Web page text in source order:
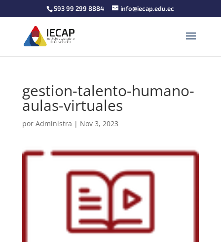
593 99 299 8884 info@iecap.edu.ec
gestion-talento-humano-
aulas-virtuales
por Administra | Nov 3, 2023